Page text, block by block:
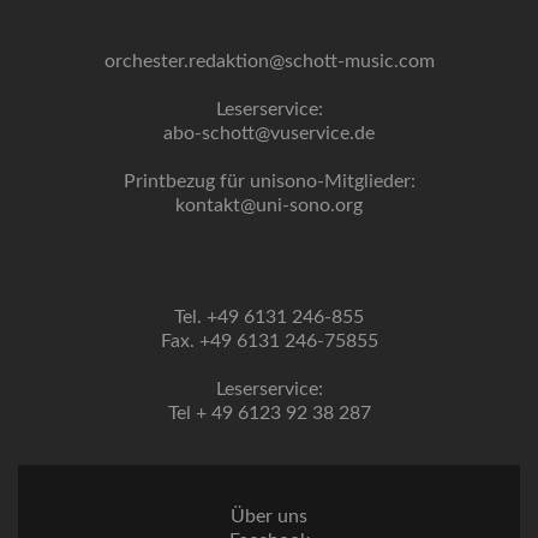
orchester.redaktion@schott-music.com
Leserservice:
abo-schott@vuservice.de
Printbezug für unisono-Mitglieder:
kontakt@uni-sono.org
Tel. +49 6131 246-855
Fax. +49 6131 246-75855
Leserservice:
Tel + 49 6123 92 38 287
Über uns